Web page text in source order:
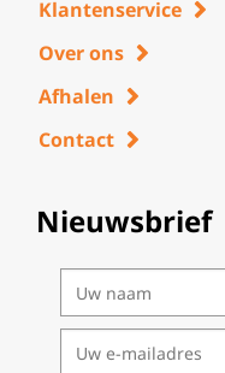
Klantenservice
Over ons
Afhalen
Contact
Nieuwsbrief